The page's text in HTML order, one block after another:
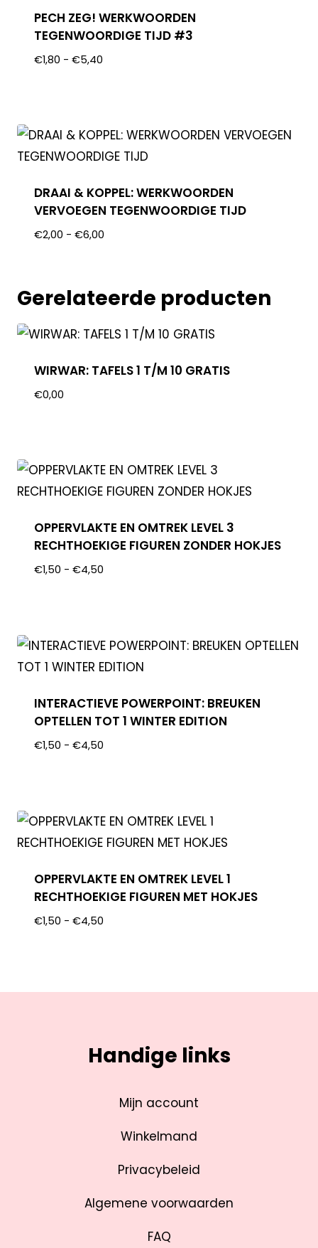
PECH ZEG! WERKWOORDEN
TEGENWOORDIGE TIJD #3
€1,80 - €5,40
DRAAI & KOPPEL: WERKWOORDEN
VERVOEGEN TEGENWOORDIGE TIJD
€2,00 - €6,00
Gerelateerde producten
WIRWAR: TAFELS 1 T/M 10 GRATIS
€0,00
OPPERVLAKTE EN OMTREK LEVEL 3
RECHTHOEKIGE FIGUREN ZONDER HOKJES
€1,50 - €4,50
INTERACTIEVE POWERPOINT: BREUKEN
OPTELLEN TOT 1 WINTER EDITION
€1,50 - €4,50
OPPERVLAKTE EN OMTREK LEVEL 1
RECHTHOEKIGE FIGUREN MET HOKJES
€1,50 - €4,50
Handige links
Mijn account
Winkelmand
Privacybeleid
Algemene voorwaarden
FAQ